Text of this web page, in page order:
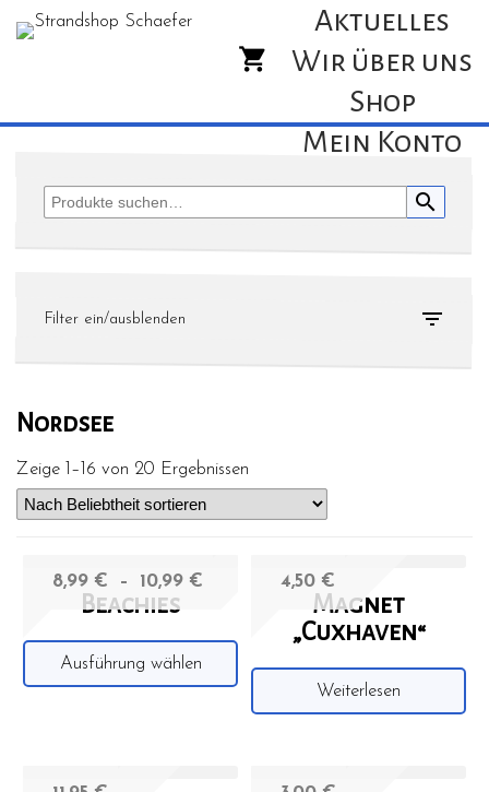
Aktuelles
Wir über uns
Shop
Mein Konto
Nordsee
Zeige 1–16 von 20 Ergebnissen
Beachies
8,99 € – 10,99 €
Ausführung wählen
Magnet
„Cuxhaven“
4,50 €
Weiterlesen
search
Filter ein/ausblenden 